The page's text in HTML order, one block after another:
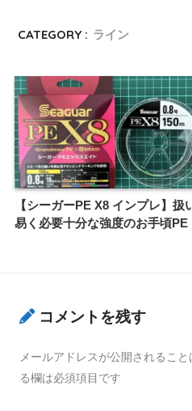
CATEGORY : ライン
【シーガーPE X8 インプレ】扱
易く必要十分な強度のお手頃PE
コメントを残す
メールアドレスが公開されること
る欄は必須項目です